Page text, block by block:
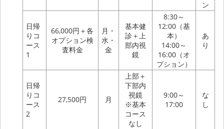
ン
日帰
りコ
ース
1
66,000円＋各
オプション検
査料金
月・
水・
金
基本健
診＋上
部内視
鏡
8:30～
12:00（基
本）
14:00～
16:00（オ
プション）
あ
り
日帰
りコ
ース
2
27,500円 月
上部 ＋
下部内
視鏡
※基本
コース
なし
9:00～
17:00
な
し